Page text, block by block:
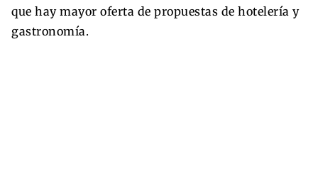
que hay mayor oferta de propuestas de hotelería y
gastronomía.